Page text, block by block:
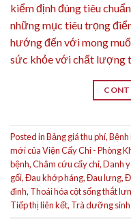
kiểm định đúng tiêu
những mục tiêu trọng
hướng đến với mong
sức khỏe với chất
Posted inBảng giá thu phí,
mới của Viện Cấy Chỉ - Phòng
bệnh,Châm cứu cấy chỉ,Danh
gối,Đau khớp háng,Đau lưng,
đình, Thoái hóa cột sống thắt
Tiếp thị liên kết, Trà dưỡng sinh